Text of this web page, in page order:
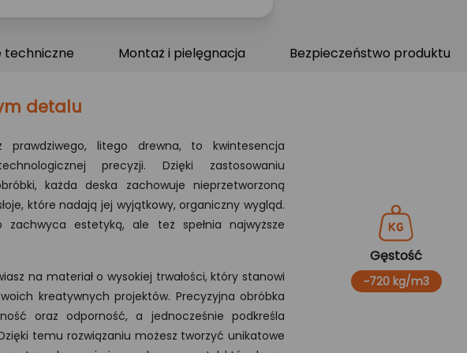
techniczne Montaż i pielęgnacja Bezpieczeństwo produktu
detalu
prawdziwego, litego drewna, to kwintesencja
precyzji. Dzięki zastosowaniu
każda deska zachowuje nieprzetworzoną
które nadają jej wyjątkowy, organiczny wygląd.
estetyką, ale też spełnia najwyższe
na materiał o wysokiej trwałości, który stanowi
kreatywnych projektów. Precyzyjna obróbka
oraz odporność, a jednocześnie podkreśla
temu rozwiązaniu możesz tworzyć unikatowe
Gęstość
~720 kg/m3